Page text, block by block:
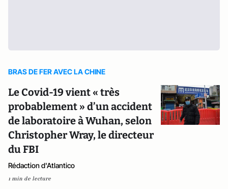
BRAS DE FER AVEC LA CHINE
Le Covid-19 vient « très
probablement » d’un accident
de laboratoire à Wuhan, selon
Christopher Wray, le directeur
du FBI
Rédaction d'Atlantico
1 min de lecture